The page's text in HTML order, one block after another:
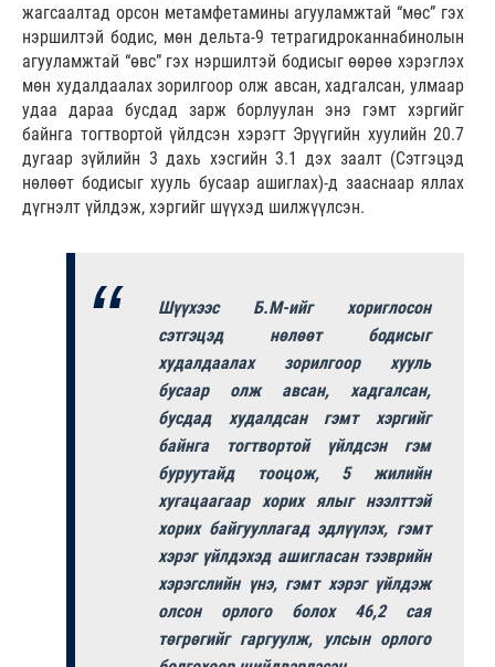
жагсаалтад орсон метамфетамины агууламжтай “мөс” гэх
нэршилтэй бодис, мөн дельта-9 тетрагидроканнабинолын
агууламжтай “өвс” гэх нэршилтэй бодисыг өөрөө хэрэглэх
мөн худалдаалах зорилгоор олж авсан, хадгалсан, улмаар
удаа дараа бусдад зарж борлуулан энэ гэмт хэргийг
байнга тогтвортой үйлдсэн хэрэгт Эрүүгийн хуулийн 20.7
дугаар зүйлийн 3 дахь хэсгийн 3.1 дэх заалт (Сэтгэцэд
нөлөөт бодисыг хууль бусаар ашиглах)-д зааснаар яллах
дүгнэлт үйлдэж, хэргийг шүүхэд шилжүүлсэн.
Шүүхээс Б.М-ийг хориглосон
сэтгэцэд нөлөөт бодисыг
худалдаалах зорилгоор хууль
бусаар олж авсан, хадгалсан,
бусдад худалдсан гэмт хэргийг
байнга тогтвортой үйлдсэн гэм
буруутайд тооцож, 5 жилийн
хугацаагаар хорих ялыг нээлттэй
хорих байгууллагад эдлүүлэх, гэмт
хэрэг үйлдэхэд ашигласан тээврийн
хэрэгслийн үнэ, гэмт хэрэг үйлдэж
олсон орлого болох 46,2 сая
төгрөгийг гаргуулж, улсын орлого